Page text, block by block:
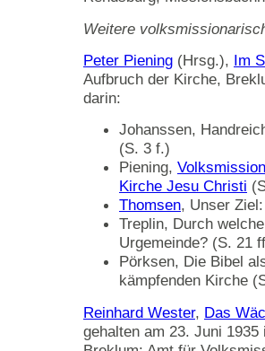
Weitere
Peter Piening (Hrsg.), Im
Aufbruch der Kirche,
darin:
Johanssen,
(S. 3 f.)
Piening,
Kirche Jesu Christi
Thomsen, Unser
Treplin, Durch
Urgemeinde? (S. 21
Pörksen, Die Bibel
kämpfenden Kirche
Reinhard Wester, Das
gehalten am 23. Juni